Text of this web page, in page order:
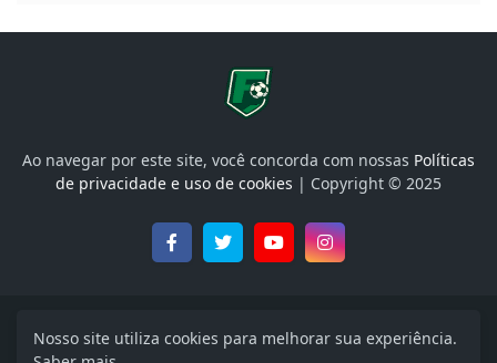
Ao navegar por este site, você concorda com nossas Políticas
de privacidade e uso de cookies | Copyright © 2025
Onde Assistir, Libertadores, Brasileirão e muito mais
Nosso site utiliza cookies para melhorar sua experiência.